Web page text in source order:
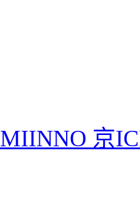
MIINNO 京